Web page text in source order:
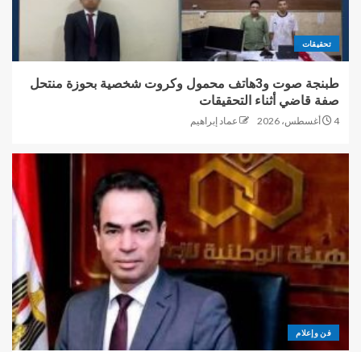
تحقيقات
طبنجة صوت و3هاتف محمول وكروت شخصية بحوزة منتحل
صفة قاضي أثناء التحقيقات
4 أغسطس، 2026 عماد إبراهيم
فن وإعلام